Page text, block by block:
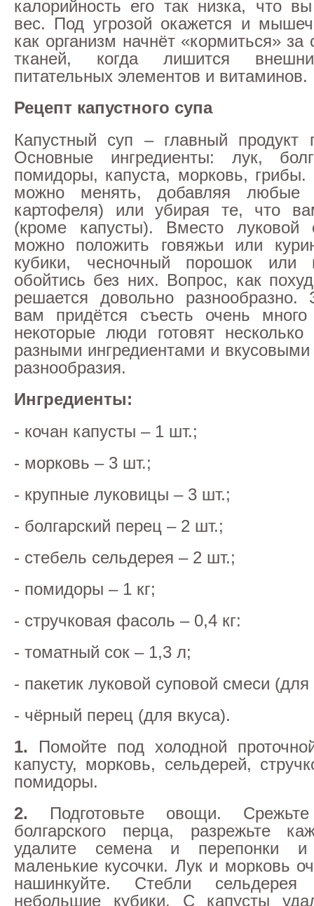
калорийность его так низка, что
вес. Под угрозой окажется и
как организм начнёт «кормиться»
тканей, когда лишится
питательных элементов и витаминов.
Рецепт капустного супа
Капустный суп – главный продукт
Основные ингредиенты: лук,
помидоры, капуста, морковь, грибы.
можно менять, добавляя любые
картофеля) или убирая те, что
(кроме капусты). Вместо луковой
можно положить говяжьи или
кубики, чесночный порошок или
обойтись без них. Вопрос, как
решается довольно
вам придётся съесть очень
некоторые люди готовят
разными ингредиентами и
разнообразия.
Ингредиенты:
- кочан капусты – 1 шт.;
- морковь – 3 шт.;
- крупные луковицы – 3 шт.;
- болгарский перец – 2 шт.;
- стебель сельдерея – 2 шт.;
- помидоры – 1 кг;
- стручковая фасоль – 0,4 кг:
- томатный сок – 1,3 л;
- пакетик луковой суповой смеси (для
- чёрный перец (для вкуса).
1. Помойте под холодной
капусту, морковь, сельдерей,
помидоры.
2. Подготовьте овощи.
болгарского перца, разрежьте
удалите семена и перепонки
маленькие кусочки. Лук и морковь
нашинкуйте. Стебли
небольшие кубики. С капусты